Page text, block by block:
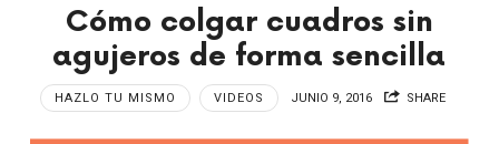
Cómo colgar cuadros sin
agujeros de forma sencilla
HAZLO TU MISMO VIDEOS JUNIO 9, 2016 SHARE